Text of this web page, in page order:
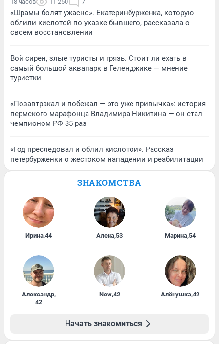
18 часов 11 250 7
«Шрамы болят ужасно». Екатеринбурженка, которую
облили кислотой по указке бывшего, рассказала о
своем восстановлении
Вой сирен, злые туристы и грязь. Стоит ли ехать в
самый большой аквапарк в Геленджике — мнение
туристки
«Позавтракал и побежал — это уже привычка»: история
пермского марафонца Владимира Никитина — он стал
чемпионом РФ 35 раз
«Год преследовал и облил кислотой». Рассказ
петербурженки о жестоком нападении и реабилитации
ЗНАКОМСТВА
Ирина,44 Алена,53 Марина,54
Александр,
42
New,42 Алёнушка,42
Начать знакомиться